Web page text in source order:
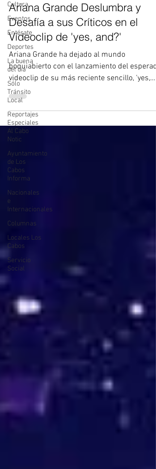
Cultura
Eventos
Entérate
Deportes
La buena
del día
Sólo
Tránsito
Local
Reportajes
Especiales
Al Cabo
Notic
Ayuntamiento
de Los
Cabos
Informa
Nacionales
e
Internacionales
Columnas
Locales Los
Cabos
Servicio
Social
Ariana Grande Deslumbra y
Desafía a sus Críticos en el
Videoclip de 'yes, and?'
Ariana Grande ha dejado al mundo
boquiabierto con el lanzamiento del esperado
videoclip de su más reciente sencillo, 'yes,
and?'. La...